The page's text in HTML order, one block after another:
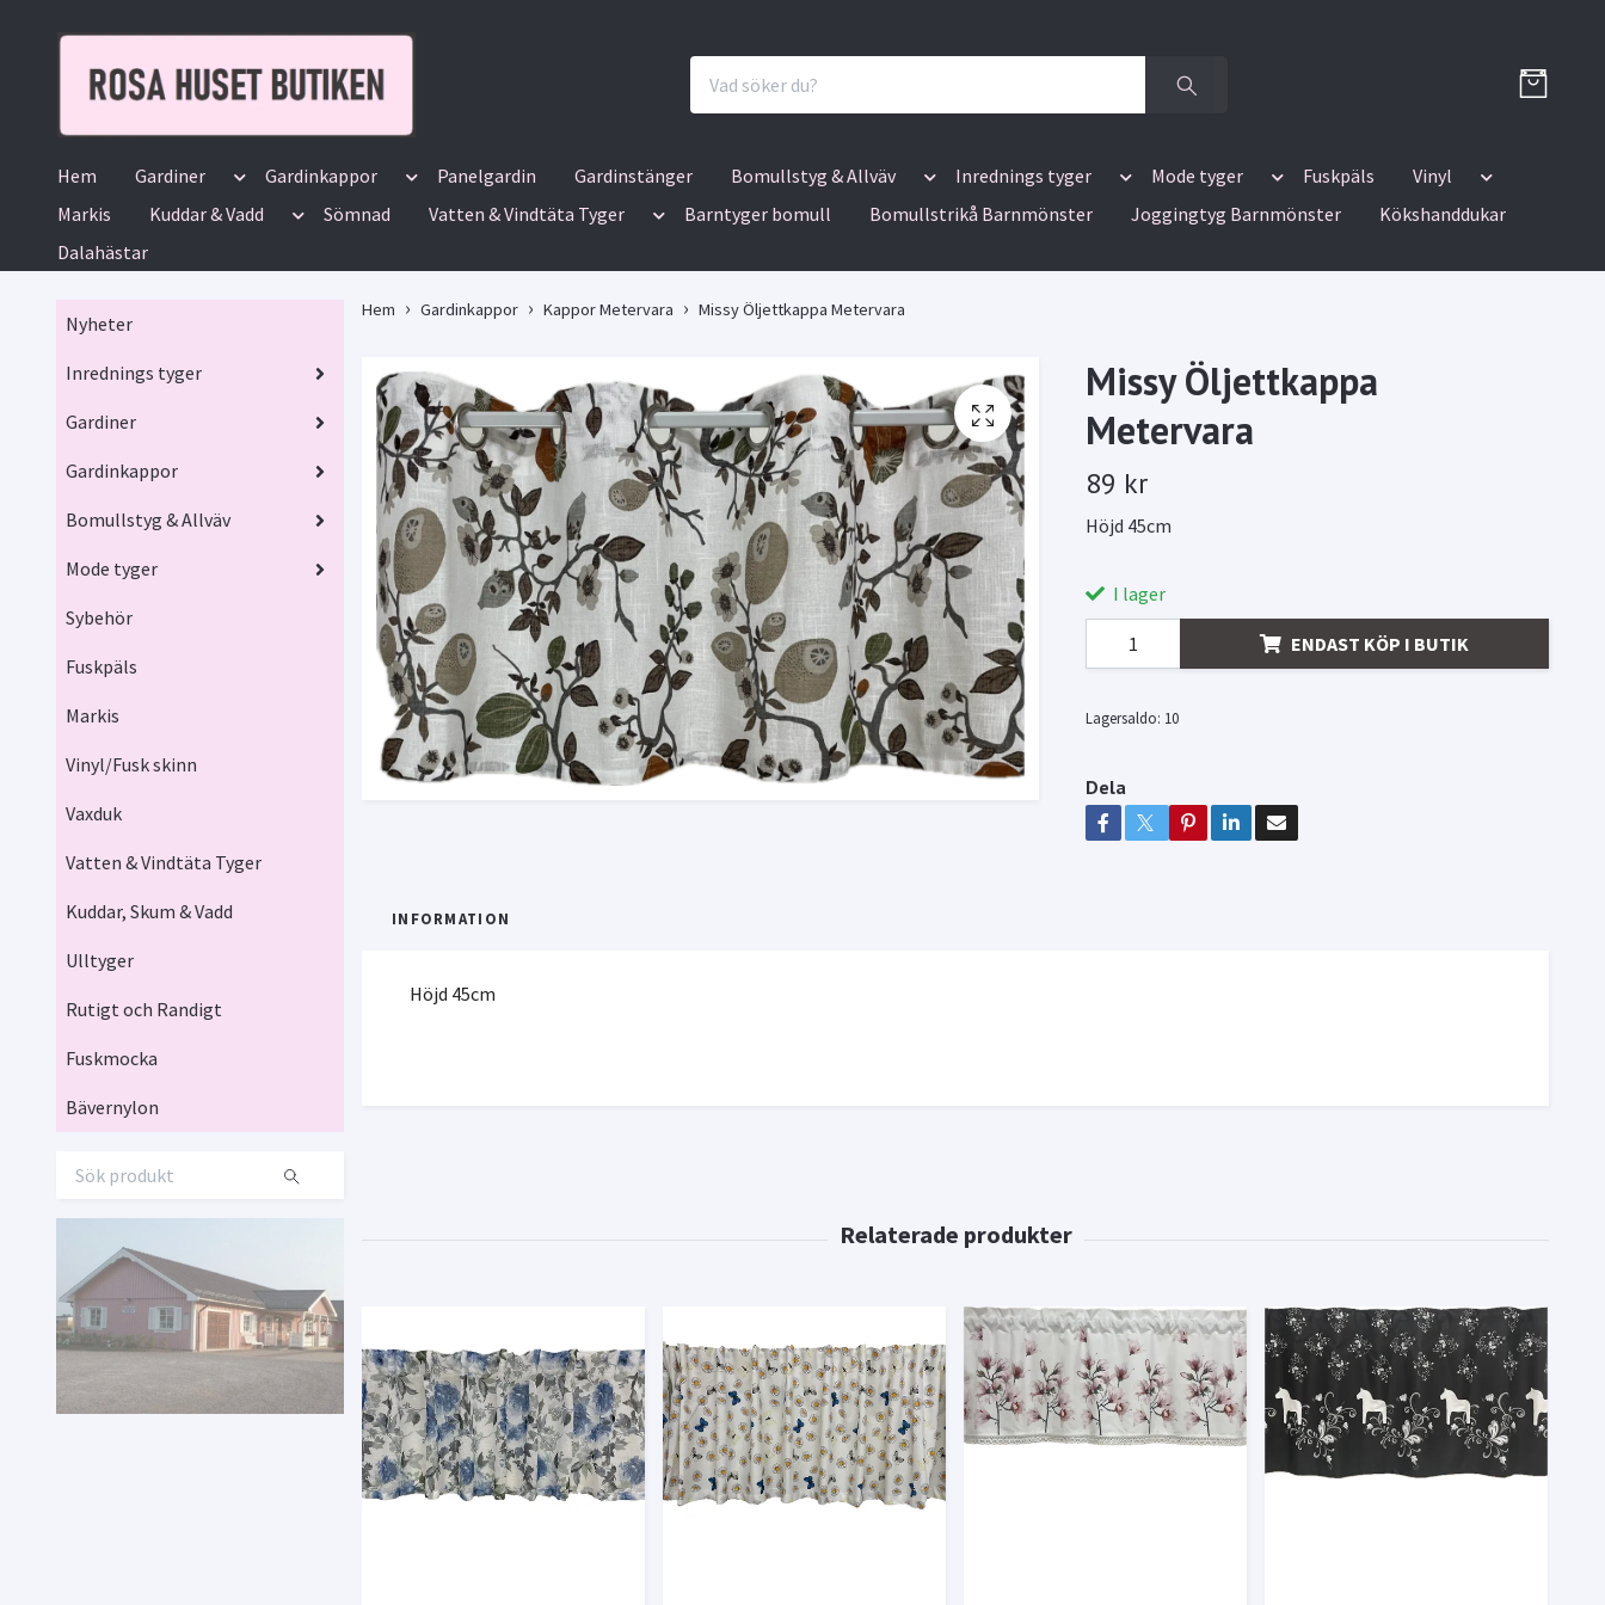
Hem Gardiner Gardinkappor Panelgardin Gardinstänger Bomullstyg & Allväv Inrednings tyger Mode tyger Fuskpäls
Vinyl
Markis
Kuddar & Vadd Sömnad Vatten & Vindtäta Tyger Barntyger bomull Bomullstrikå Barnmönster Joggingtyg Barnmönster
Kökshanddukar
Dalahästar
Nyheter
Inrednings tyger
Gardiner
Gardinkappor
Bomullstyg & Allväv
Mode tyger
Sybehör
Fuskpäls
Markis
Vinyl/Fusk skinn
Vaxduk
Vatten & Vindtäta Tyger
Kuddar, Skum & Vadd
Ulltyger
Rutigt och Randigt
Fuskmocka
Bävernylon
Hem Gardinkappor Kappor Metervara Missy Öljettkappa Metervara
Missy Öljettkappa
Metervara
89 kr
Höjd 45cm
I lager
ENDAST KÖP I BUTIK
Lagersaldo: 10
Dela
INFORMATION
Höjd 45cm